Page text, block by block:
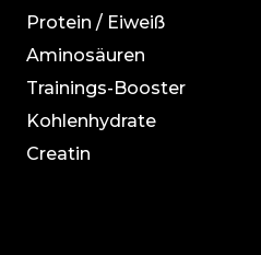
Protein / Eiweiß
Aminosäuren
Trainings-Booster
Kohlenhydrate
Creatin